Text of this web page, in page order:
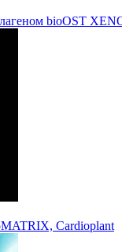
bioOST
Cardioplant